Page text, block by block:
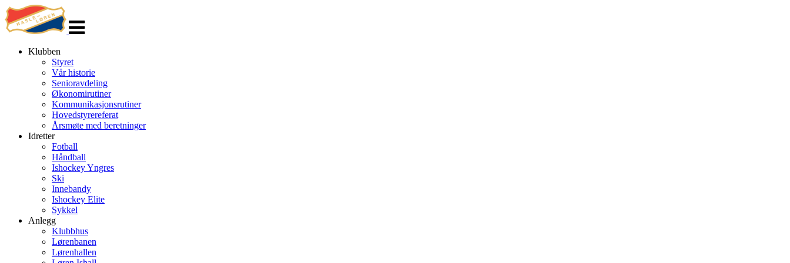
navigasjon
Klubben
Styret
Vår historie
Senioravdeling
Økonomirutiner
Kommunikasjonsrutiner
Hovedstyrereferat
Årsmøte med beretninger
Idretter
Fotball
Håndball
Ishockey Yngres
Ski
Innebandy
Ishockey Elite
Sykkel
Anlegg
Klubbhus
Lørenbanen
Lørenhallen